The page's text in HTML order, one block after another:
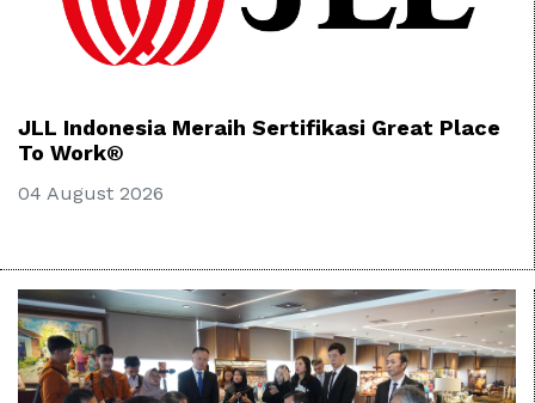
JLL Indonesia Meraih Sertifikasi Great Place
To Work®
04 August 2026